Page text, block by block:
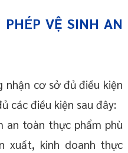
VỆ SINH AN
nhận cơ sở đủ điều kiện
các điều kiện sau đây:
an toàn thực phẩm phù
xuất, kinh doanh thực